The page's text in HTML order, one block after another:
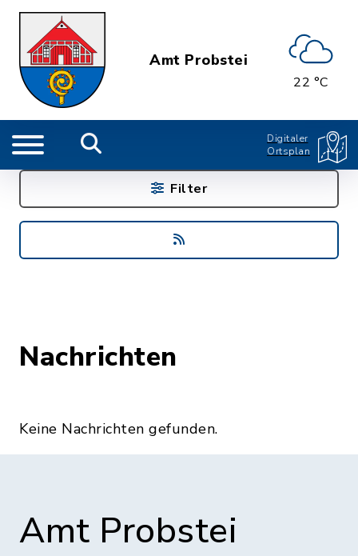
Amt Probstei
22 °C
Digitaler
Ortsplan
Nachrichten
Keine Nachrichten gefunden.
Filter
Amt Probstei